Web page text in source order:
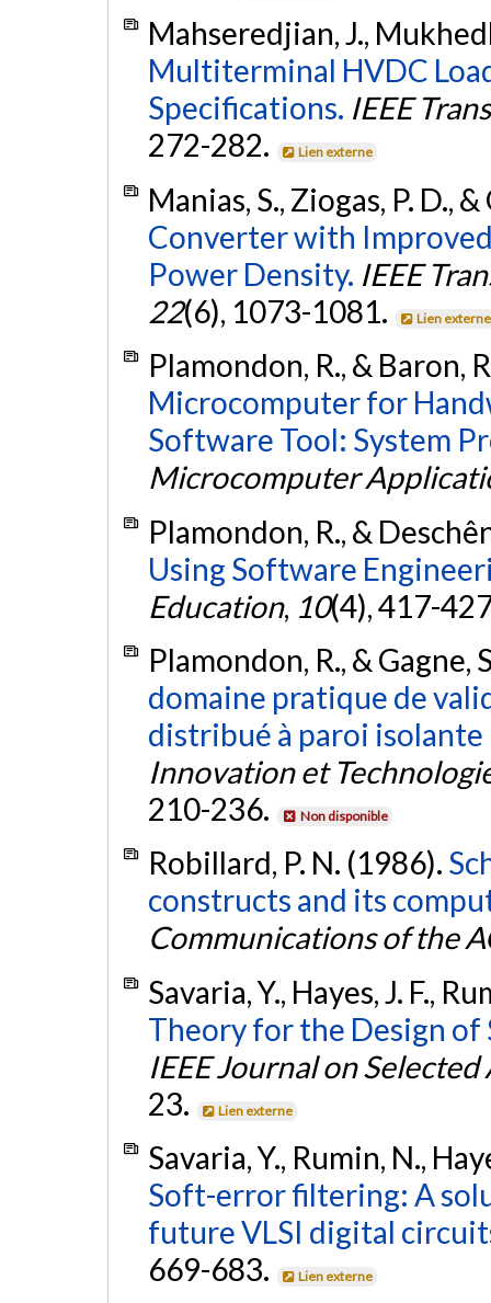
Mahseredjian, J.,
Multiterminal HVDC
Specifications. IEEE
272-282.
Lien externe
Manias, S., Ziogas, P. D.,
Converter with
Power Density. IEEE
22(6), 1073-1081. Lien externe
Plamondon, R., & Baron,
Microcomputer for
Software Tool: System
Microcomputer
Plamondon, R., &
Using Software
Education, 10(4), 417-
Plamondon, R., & Gagne,
domaine pratique de
distribué à paroi
Innovation et
210-236.
Non disponible
Robillard, P. N. (1986).
constructs and its
Communications of the
Savaria, Y., Hayes, J. F.,
Theory for the Design
IEEE Journal on
23.
Lien externe
Savaria, Y., Rumin, N.,
Soft-error filtering: A
future VLSI digital
669-683.
Lien externe